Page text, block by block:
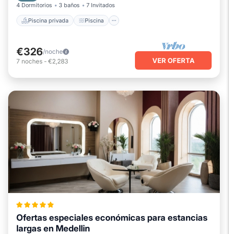
4 Dormitorios 3 baños 7 Invitados
Piscina privada Piscina
€326/noche
7 noches - €2,283 VER OFERTA
Ofertas especiales económicas para estancias
largas en Medellin